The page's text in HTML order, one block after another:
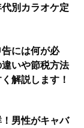
別カラオケ定
には何が必
いや節税方法
解説します！
男性がキャバ